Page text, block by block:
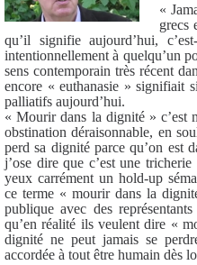
«
grecs
qu’il signifie aujourd’hui,
intentionnellement à quelqu’un
sens contemporain très récent
encore « euthanasie » signifiait
palliatifs aujourd’hui.
« Mourir dans la dignité » c’est
obstination déraisonnable, en
perd sa dignité parce qu’on est
j’ose dire que c’est une
yeux carrément un hold-up
ce terme « mourir dans la
publique avec des
qu’en réalité ils veulent dire «
dignité ne peut jamais se
accordée à tout être humain dès